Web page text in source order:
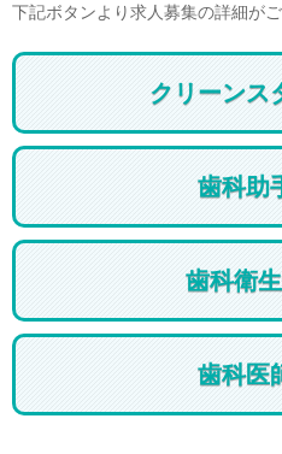
下記ボタンより求人募集の詳細がご
クリーンス
歯科助
歯科衛
歯科医